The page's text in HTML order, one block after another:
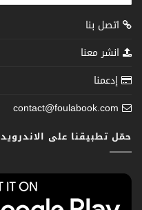
اتصل بنا
انشر معنا
إدعمنا
contact@foulabook.com
حمّل تطبيقنا على الاندرويد